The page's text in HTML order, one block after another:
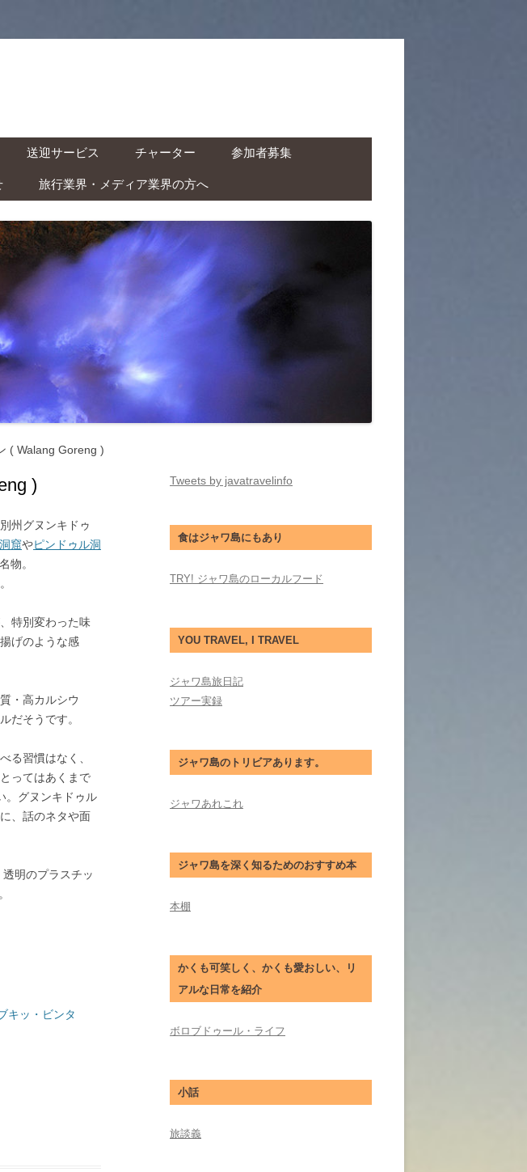
送迎サービス
空港送迎
駅送迎
都市間送迎
チャーター
車チャーター ( ドライバー付
バイクチャーター ( ドライバ
ー付レンタルバイク )
参加者募集
ダー
をお持ちの方へ
へ
の方へ
旅行業界・メディア業界の方へ
( Walang Goreng )
)
州グヌンキドゥ
窟やピンドゥル洞
物。
特別変わった味
げのような感
・高カルシウ
だそうです。
る習慣はなく、
ってはあくまで
。グヌンキドゥル
、話のネタや面
明のプラスチッ
キッ・ビンタ
Tweets by javatravelinfo
食はジャワ島にもあり
TRY! ジャワ島のローカルフード
YOU TRAVEL, I TRAVEL
ジャワ島旅日記
ツアー実録
ジャワ島のトリビアあります。
ジャワあれこれ
ジャワ島を深く知るためのおすすめ本
本棚
かくも可笑しく、かくも愛おしい、リ
アルな日常を紹介
ボロブドゥール・ライフ
小話
旅談義